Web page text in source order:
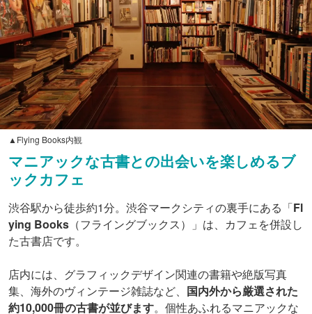
▲Flying Books内観
マニアックな古書との出会いを楽しめるブ
ックカフェ
渋谷駅から徒歩約1分。渋谷マークシティの裏手にある「Fl
ying Books （フライングブックス）」は、カフェを併設し
た古書店です。
店内には、グラフィックデザイン関連の書籍や絶版写真
集、海外のヴィンテージ雑誌など、 国内外から厳選された
約10,000冊の古書が並びます。個性あふれるマニアックな